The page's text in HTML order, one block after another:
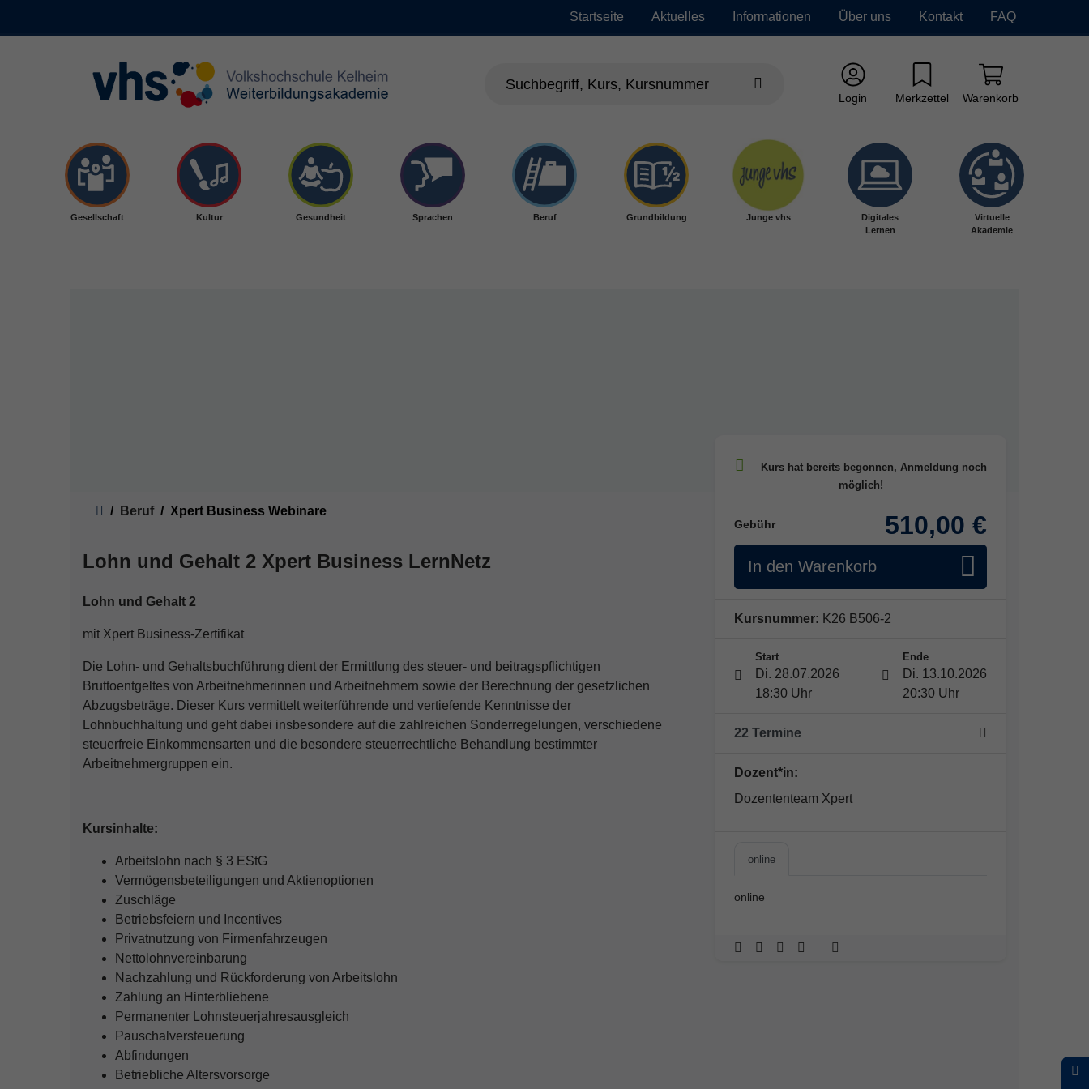
Startseite Aktuelles Informationen Über uns Kontakt FAQ
Login Merkzettel Warenkorb
Gesellschaft Kultur Gesundheit Sprachen Beruf Grundbildung Junge vhs
Digitales
Lernen
Virtuelle
Akademie
Beruf Xpert Business Webinare
Lohn und Gehalt 2 Xpert Business LernNetz
Lohn und Gehalt 2
mit Xpert Business-Zertifikat
Die Lohn- und Gehaltsbuchführung dient der Ermittlung des steuer- und beitragspflichtigen
Bruttoentgeltes von Arbeitnehmerinnen und Arbeitnehmern sowie der Berechnung der gesetzlichen
Abzugsbeträge. Dieser Kurs vermittelt weiterführende und vertiefende Kenntnisse der
Lohnbuchhaltung und geht dabei insbesondere auf die zahlreichen Sonderregelungen, verschiedene
steuerfreie Einkommensarten und die besondere steuerrechtliche Behandlung bestimmter
Arbeitnehmergruppen ein.
Kursinhalte:
Arbeitslohn nach § 3 EStG
Vermögensbeteiligungen und Aktienoptionen
Zuschläge
Betriebsfeiern und Incentives
Privatnutzung von Firmenfahrzeugen
Nettolohnvereinbarung
Nachzahlung und Rückforderung von Arbeitslohn
Zahlung an Hinterbliebene
Permanenter Lohnsteuerjahresausgleich
Pauschalversteuerung
Abfindungen
Betriebliche Altersvorsorge
Gebühr 510,00 €
In den Warenkorb
Kursnummer: K26 B506-2
Start
Di. 28.07.2026
18:30 Uhr
Ende
Di. 13.10.2026
20:30 Uhr
22 Termine
Dozent*in:
Dozententeam Xpert
online
online